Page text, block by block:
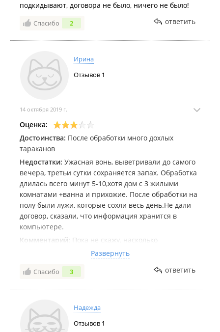
подкидывают, договора не было, ничего не было!
Спасибо 2 ответить
Ирина
Отзывов 1
14 октября 2019 г.
Оценка:
Достоинства: После обработки много дохлых
тараканов
Недостатки: Ужасная вонь, выветривали до самого
вечера, третьи сутки сохраняется запах. Обработка
длилась всего минут 5-10,хотя дом с 3 жилыми
комнатами +ванна и прихожие. После обработки на
полу были лужи, которые сохли весь день.Не дали
договор, сказали, что информация хранится в
компьютере.
Комментарий: Пока не скажу, насколько
эффективно, пошли всего 3 сутки, но после
обработки было много дохлых насекомых ,сейчас
каждый день появляются трупики тараканов, но
ночи, запах стоял жуткий, на полу белые
лужи,которые очень долго сохли. В первые сутки
после травли лучше дома не ночевать, запах просто
Развернуть
Спасибо 3 ответить
Надежда
Отзывов 1